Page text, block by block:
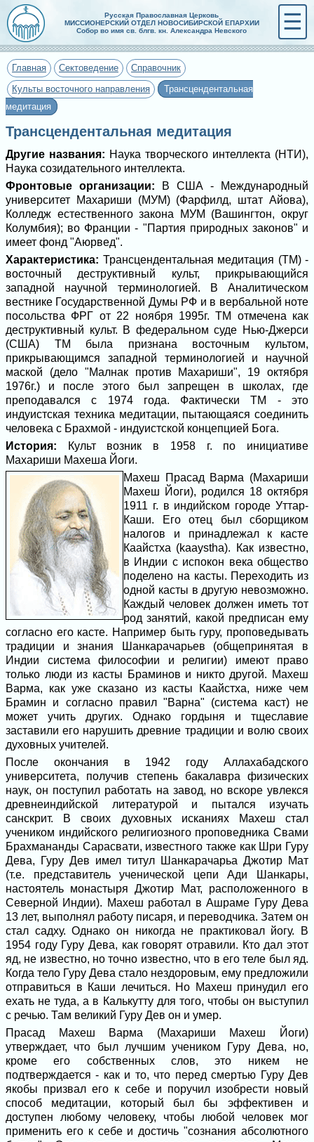
Русская Православная Церковь
МИССИОНЕРСКИЙ ОТДЕЛ НОВОСИБИРСКОЙ ЕПАРХИИ
Собор во имя св. блгв. кн. Александра Невского
☰
Главная Сектоведение
Справочник
Культы восточного направления
Трансцендентальная
медитация
Трансцендентальная медитация
Другие названия: Наука творческого интеллекта (НТИ),
Наука созидательного интеллекта.
Фронтовые организации: В США - Международный
университет Махариши (МУМ) (Фарфилд, штат Айова),
Колледж естественного закона МУМ (Вашингтон, округ
Колумбия); во Франции - "Партия природных законов" и
имеет фонд "Аюрвед".
Характеристика: Трансцендентальная медитация (ТМ) -
восточный деструктивный культ, прикрывающийся
западной научной терминологией. В Аналитическом
вестнике Государственной Думы РФ и в вербальной ноте
посольства ФРГ от 22 ноября 1995г. ТМ отмечена как
деструктивный культ. В федеральном суде Нью-Джерси
(США) ТМ была признана восточным культом,
прикрывающимся западной терминологией и научной
маской (дело "Малнак против Махариши", 19 октября
1976г.) и после этого был запрещен в школах, где
преподавался с 1974 года. Фактически ТМ - это
индуистская техника медитации, пытающаяся соединить
человека с Брахмой - индуистской концепцией Бога.
История: Культ возник в 1958 г. по инициативе
Махариши Махеша Йоги.
Махеш Прасад Варма (Махариши
Махеш Йоги), родился 18 октября
1911 г. в индийском городе Уттар-
Каши. Его отец был сборщиком
налогов и принадлежал к касте
Каайстха (kaaystha). Как известно,
в Индии с испокон века общество
поделено на касты. Переходить из
одной касты в другую невозможно.
Каждый человек должен иметь тот
род занятий, какой предписан ему
согласно его касте. Например быть гуру, проповедывать
традиции и знания Шанкарачарьев (общепринятая в
Индии система философии и религии) имеют право
только люди из касты Браминов и никто другой. Махеш
Варма, как уже сказано из касты Каайстха, ниже чем
Брамин и согласно правил "Варна" (система каст) не
может учить других. Однако гордыня и тщеславие
заставили его нарушить древние традиции и волю своих
духовных учителей.
После окончания в 1942 году Аллахабадского
университета, получив степень бакалавра физических
наук, он поступил работать на завод, но вскоре увлекся
древнеиндийской литературой и пытался изучать
санскрит. В своих духовных исканиях Махеш стал
учеником индийского религиозного проповедника Свами
Брахмананды Сарасвати, известного также как Шри Гуру
Дева, Гуру Дев имел титул Шанкарачарьа Джотир Мат
(т.е. представитель ученической цепи Ади Шанкары,
настоятель монастыря Джотир Мат, расположенного в
Северной Индии). Махеш работал в Ашраме Гуру Дева
13 лет, выполнял работу писаря, и переводчика. Затем он
стал садху. Однако он никогда не практиковал йогу. В
1954 году Гуру Дева, как говорят отравили. Кто дал этот
яд, не известно, но точно известно, что в его теле был яд.
Когда тело Гуру Дева стало нездоровым, ему предложили
отправиться в Каши лечиться. Но Махеш принудил его
ехать не туда, а в Калькутту для того, чтобы он выступил
с речью. Там великий Гуру Дев он и умер.
Прасад Махеш Варма (Махариши Махеш Йоги)
утверждает, что был лучшим учеником Гуру Дева, но,
кроме его собственных слов, это никем не
подтверждается - как и то, что перед смертью Гуру Дев
якобы призвал его к себе и поручил изобрести новый
способ медитации, который был бы эффективен и
доступен любому человеку, чтобы любой человек мог
применить его к себе и достичь "сознания абсолютного